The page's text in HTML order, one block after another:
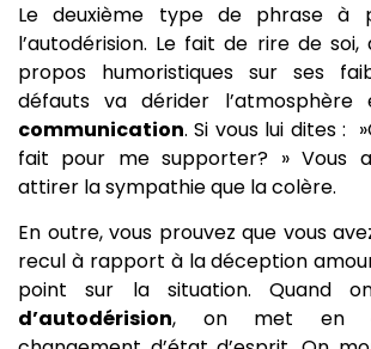
Le deuxième type de phrase à
l’autodérision. Le fait de rire de soi,
propos humoristiques sur ses
défauts va dérider l’atmosphère
communication. Si vous lui dites :
fait pour me supporter? » Vous
attirer la sympathie que la colère.
En outre, vous prouvez que vous
recul à rapport à la déception
point sur la situation. Quand
d’autodérision, on met en